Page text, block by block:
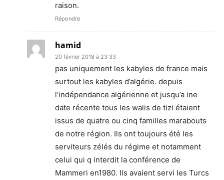
raison.
Répondre
hamid
20 février 2018 à 23:33
pas uniquement les kabyles de france mais
surtout les kabyles d’algérie. depuis
l’indépendance algérienne et jusqu’a ine
date récente tous les walis de tizi étaient
issus de quatre ou cinq familles marabouts
de notre région. Ils ont toujours été les
serviteurs zélés du régime et notamment
celui qui q interdit la conférence de
Mammeri en1980. Ils avaient servi les Turcs